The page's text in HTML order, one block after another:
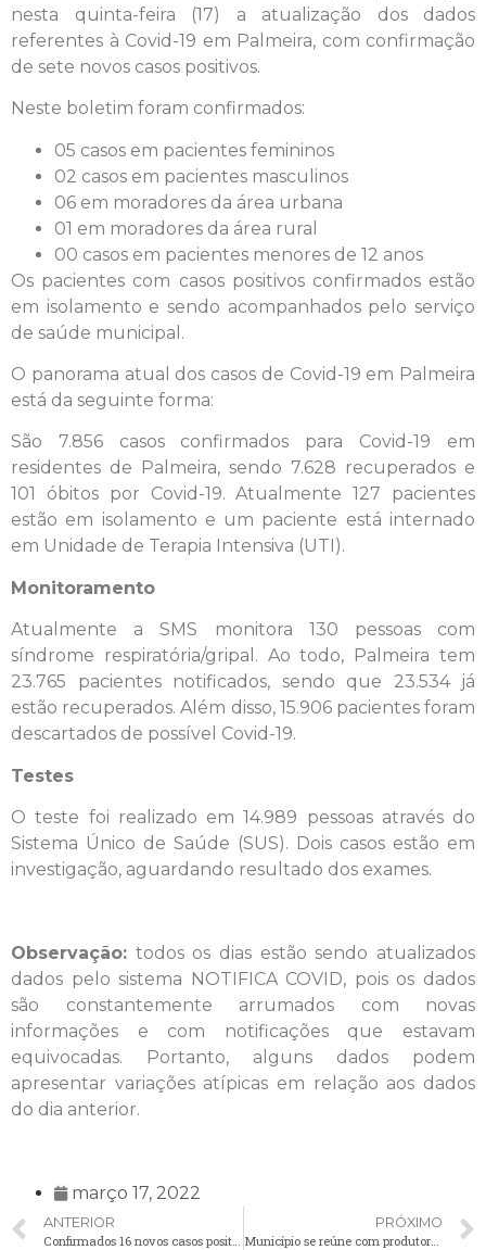
nesta quinta-feira (17) a atualização dos dados
referentes à Covid-19 em Palmeira, com confirmação
de sete novos casos positivos.
Neste boletim foram confirmados:
05 casos em pacientes femininos
02 casos em pacientes masculinos
06 em moradores da área urbana
01 em moradores da área rural
00 casos em pacientes menores de 12 anos
Os pacientes com casos positivos confirmados estão
em isolamento e sendo acompanhados pelo serviço
de saúde municipal.
O panorama atual dos casos de Covid-19 em Palmeira
está da seguinte forma:
São 7.856 casos confirmados para Covid-19 em
residentes de Palmeira, sendo 7.628 recuperados e
101 óbitos por Covid-19. Atualmente 127 pacientes
estão em isolamento e um paciente está internado
em Unidade de Terapia Intensiva (UTI).
Monitoramento
Atualmente a SMS monitora 130 pessoas com
síndrome respiratória/gripal. Ao todo, Palmeira tem
23.765 pacientes notificados, sendo que 23.534 já
estão recuperados. Além disso, 15.906 pacientes foram
descartados de possível Covid-19.
Testes
O teste foi realizado em 14.989 pessoas através do
Sistema Único de Saúde (SUS). Dois casos estão em
investigação, aguardando resultado dos exames.
Observação: todos os dias estão sendo atualizados
dados pelo sistema NOTIFICA COVID, pois os dados
são constantemente arrumados com novas
informações e com notificações que estavam
equivocadas. Portanto, alguns dados podem
apresentar variações atípicas em relação aos dados
do dia anterior.
março 17, 2022
ANTERIOR
PRÓXIMO
Município se reúne com produtores rurais para discutir sobre médicos e estradas